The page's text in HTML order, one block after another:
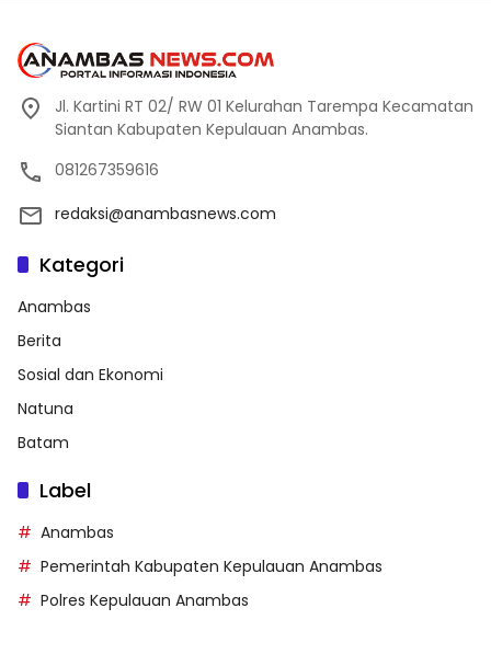
Jl. Kartini RT 02/ RW 01 Kelurahan Tarempa Kecamatan
Siantan Kabupaten Kepulauan Anambas.
081267359616
redaksi@anambasnews.com
Kategori
Anambas
Berita
Sosial dan Ekonomi
Natuna
Batam
Label
Anambas
Pemerintah Kabupaten Kepulauan Anambas
Polres Kepulauan Anambas